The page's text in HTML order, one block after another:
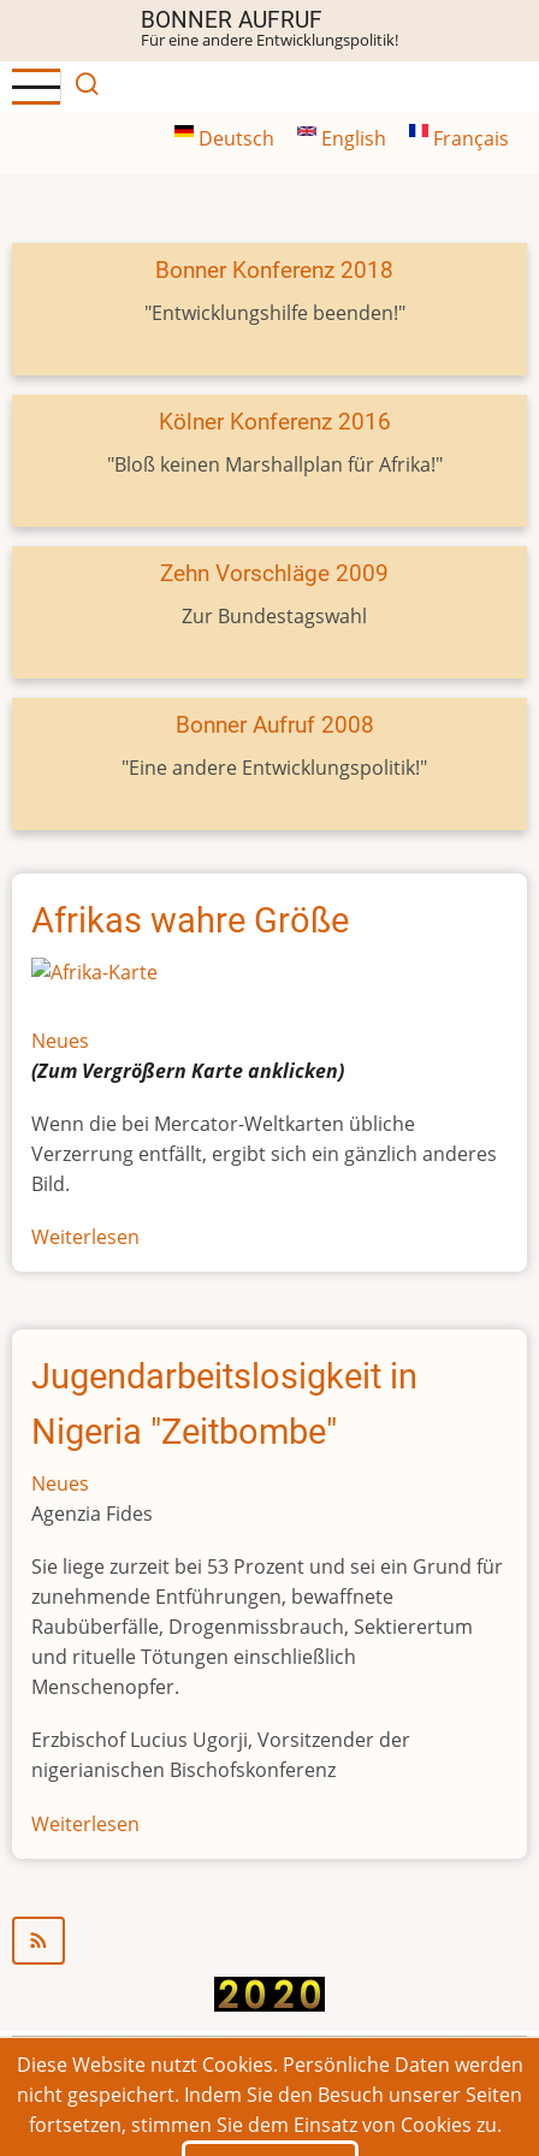
Inhalt
BONNER AUFRUF
Für eine andere Entwicklungspolitik!
Deutsch English Français
Bonner Konferenz 2018
"Entwicklungshilfe beenden!"
Kölner Konferenz 2016
"Bloß keinen Marshallplan für Afrika!"
Zehn Vorschläge 2009
Zur Bundestagswahl
Bonner Aufruf 2008
"Eine andere Entwicklungspolitik!"
Afrikas wahre Größe
Neues
(Zum Vergrößern Karteanklicken)
Wenn die bei Mercator-Weltkarten übliche
Verzerrung entfällt, ergibt sich ein gänzlich anderes
Bild.
Weiterlesen
Afrikas
Größe
Jugendarbeitslosigkeit in
Nigeria "Zeitbombe"
Neues
Agenzia Fides
Sie liege zurzeit bei 53 Prozent und sei ein Grund für
zunehmende Entführungen, bewaffnete
Raubüberfälle, Drogenmissbrauch, Sektierertum
und rituelle Tötungen einschließlich
Menschenopfer.
Erzbischof Lucius Ugorji, Vorsitzender der
nigerianischen Bischofskonferenz
Weiterlesen
Jugendarbeitslosigkeit
© 2026 Bonner Aufruf. Alle Rechte vorbehalten.
Footer
Impressum Kontakt Intern
Diese Website nutzt Cookies. Persönliche Daten werden
nicht gespeichert. Indem Sie den Besuch unserer Seiten
fortsetzen, stimmen Sie dem Einsatz von Cookies zu.